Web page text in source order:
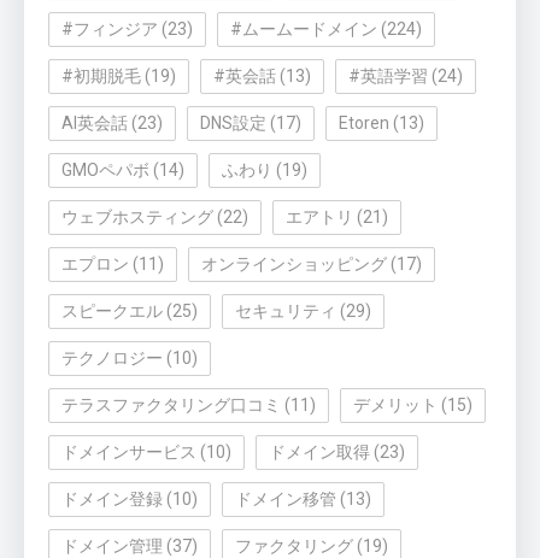
#フィンジア (23) #ムームードメイン (224)
#初期脱毛 (19) #英会話 (13) #英語学習 (24)
AI英会話 (23) DNS設定 (17) Etoren (13)
GMOペパボ (14) ふわり (19)
ウェブホスティング (22) エアトリ (21)
エプロン (11) オンラインショッピング (17)
スピークエル (25) セキュリティ (29)
テクノロジー (10)
テラスファクタリング口コミ (11) デメリット (15)
ドメインサービス (10) ドメイン取得 (23)
ドメイン登録 (10) ドメイン移管 (13)
ドメイン管理 (37) ファクタリング (19)